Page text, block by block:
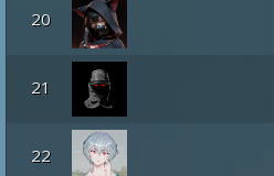
20
21
22